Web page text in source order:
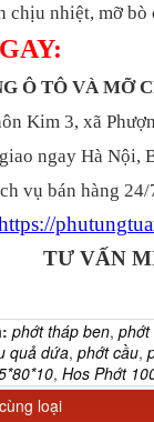
chịu nhiệt, mỡ
Ô TÔ VÀ MỠ
Kim 3, xã
ngay Hà Nội,
vụ bán hàng 24/
TƯ VẤN
phớt tháp ben, phớt
quả dứa, phớt cầu,
, Hos Phớt
loại